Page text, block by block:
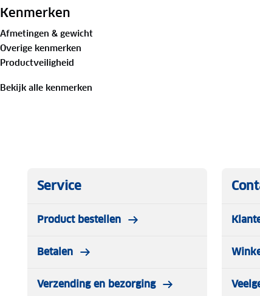
nauwkeurig spuiten. Met het rietje omhoog kun je
bereikbare onderdelen smeren en beschermen tegen
een groot oppervlak moet behandelen kun je het
Kenmerken
Afmetingen & gewicht
Overige kenmerken
Productveiligheid
Bekijk alle kenmerken
Service
Product bestellen
Betalen
Verzending en bezorging